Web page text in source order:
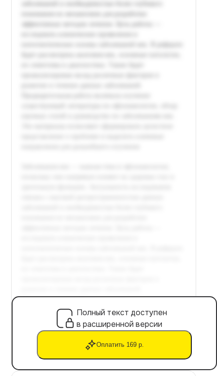
Полный текст доступен
в расширенной версии
Оплатить 169 р.